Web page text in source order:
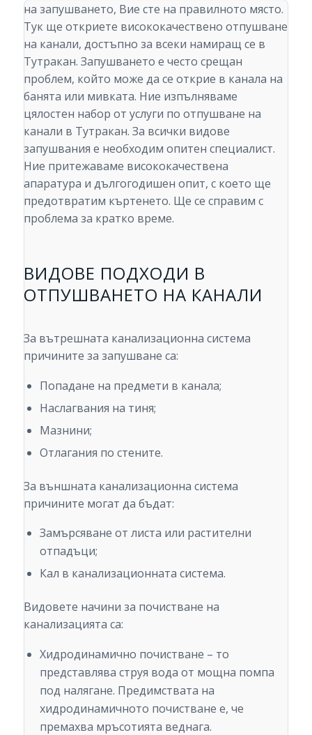
на запушването, Вие сте на правилното място.
Тук ще откриете висококачествено отпушване
на канали, достъпно за всеки намиращ се в
Тутракан. Запушването е често срещан
проблем, който може да се открие в канала на
банята или мивката. Ние изпълняваме
цялостен набор от услуги по отпушване на
канали в Тутракан. За всички видове
запушвания е необходим опитен специалист.
Ние притежаваме висококачествена
апаратура и дългогодишен опит, с което ще
предотвратим къртенето. Ще се справим с
проблема за кратко време.
ВИДОВЕ ПОДХОДИ В
ОТПУШВАНЕТО НА КАНАЛИ
За вътрешната канализационна система
причините за запушване са:
Попадане на предмети в канала;
Наслагвания на тиня;
Мазнини;
Отлагания по стените.
За външната канализационна система
причините могат да бъдат:
Замърсяване от листа или растителни
отпадъци;
Кал в канализационната система.
Видовете начини за почистване на
канализацията са:
Хидродинамично почистване – то
представлява струя вода от мощна помпа
под налягане. Предимствата на
хидродинамичното почистване е, че
премахва мръсотията веднага.